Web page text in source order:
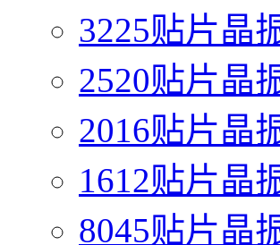
3225贴片晶
2520贴片晶
2016贴片晶
1612贴片晶
8045贴片晶